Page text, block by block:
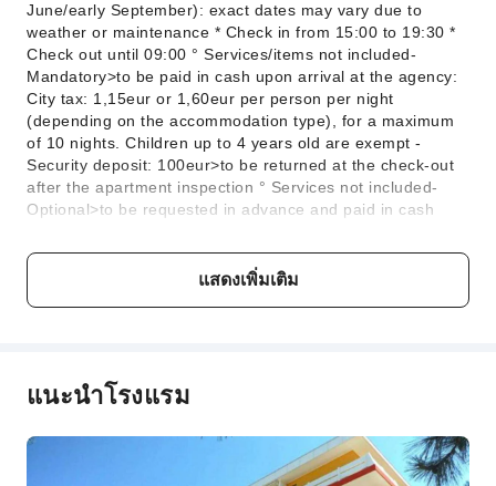
June/early September): exact dates may vary due to
weather or maintenance * Check in from 15:00 to 19:30 *
Check out until 09:00 ° Services/items not included-
Mandatory>to be paid in cash upon arrival at the agency:
City tax: 1,15eur or 1,60eur per person per night
(depending on the accommodation type), for a maximum
of 10 nights. Children up to 4 years old are exempt -
Security deposit: 100eur>to be returned at the check-out
after the apartment inspection ° Services not included-
Optional>to be requested in advance and paid in cash
linen: 15eur/person/stay -Set of towels: 5eur/person -Baby
cot: 5eur/day -High chair: 2eur/day -Final cleaning: from
60eur to 90eur depending on the accommodation size -
ที่พักนี้ไม่กำหนดอายุขั้นต่ำ สามารถพาเด็กทารกและเด็กวัยหัด
แสดงเพิ่มเติม
แนะนำโรงแรม